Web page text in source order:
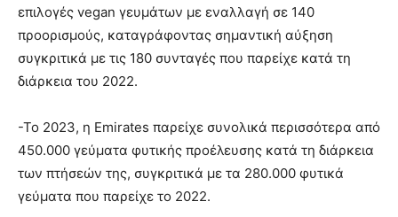
επιλογές vegan γευμάτων με εναλλαγή σε 140
προορισμούς, καταγράφοντας σημαντική αύξηση
συγκριτικά με τις 180 συνταγές που παρείχε κατά τη
διάρκεια του 2022.
-Το 2023, η Emirates παρείχε συνολικά περισσότερα από
450.000 γεύματα φυτικής προέλευσης κατά τη διάρκεια
των πτήσεών της, συγκριτικά με τα 280.000 φυτικά
γεύματα που παρείχε το 2022.